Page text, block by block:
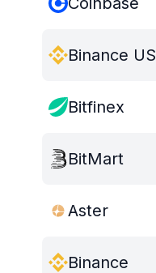
Binance US
Bitfinex
BitMart
Aster
Binance